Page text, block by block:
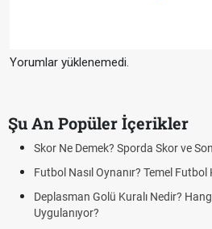
Yorumlar yüklenemedi.
Şu An Popüler İçerikler
Ne Demek? Sporda Skor ve Sonuç
Nasıl Oynanır? Temel Futbol
Golü Kuralı Nedir? Hangi